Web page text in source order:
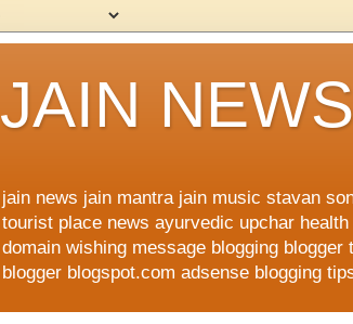
JAIN NEWS
jain news jain mantra jain music stavan
tourist place news ayurvedic upchar
domain wishing message blogging
blogger blogspot.com adsense blogging